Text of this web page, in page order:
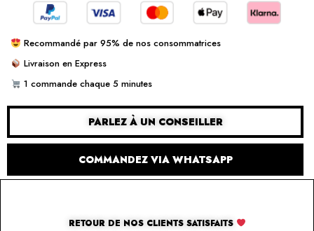
Recommandé par 95% de nos consommatrices
Livraison en Express
1 commande chaque 5 minutes
PARLEZ À UN CONSEILLER
COMMANDEZ VIA WHATSAPP
RETOUR DE NOS CLIENTS SATISFAITS